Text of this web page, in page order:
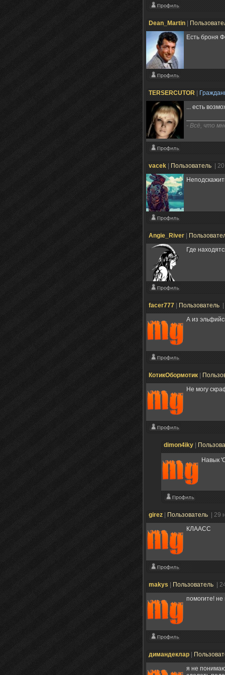
Dean_Martin
Есть броня
TERSERCUTOR
... есть
- Всё, что
vacek Пользователь
|
Angie_River
Где
facer777 Пользователь
А из
КотикОбормотик
Не могу
dimon4iky
Навык
girez Пользователь
| 29
КЛААСС
makys Пользователь
|
помогите! не
димандеклар
я не